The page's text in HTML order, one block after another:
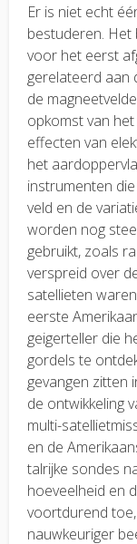
Er is niet echt
bestuderen.
voor het eerst
gerelateerd aan
de
opkomst van
effecten van
het
instrumenten
veld en de
worden nog
gebruikt, zoals
verspreid over
satellieten
eerste
geigerteller die
gordels te
gevangen zitten
de ontwikkeling
multi-
en de
talrijke sondes
hoeveelheid en
voortdurend
nauwkeuriger